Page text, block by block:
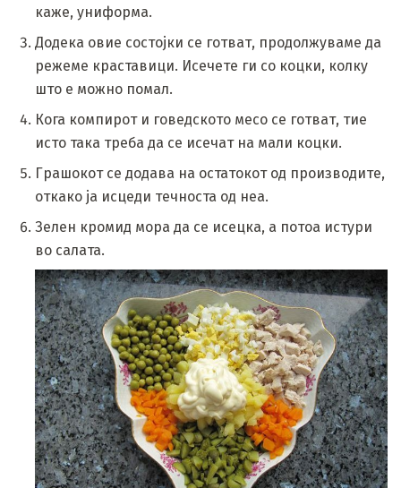
каже, униформа.
Додека овие состојки се готват, продолжуваме да
режеме краставици. Исечете ги со коцки, колку
што е можно помал.
Кога компирот и говедското месо се готват, тие
исто така треба да се исечат на мали коцки.
Грашокот се додава на остатокот од производите,
откако ја исцеди течноста од неа.
Зелен кромид мора да се исецка, а потоа истури
во салата.